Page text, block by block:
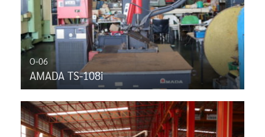
O-06
AMADA TS-108i